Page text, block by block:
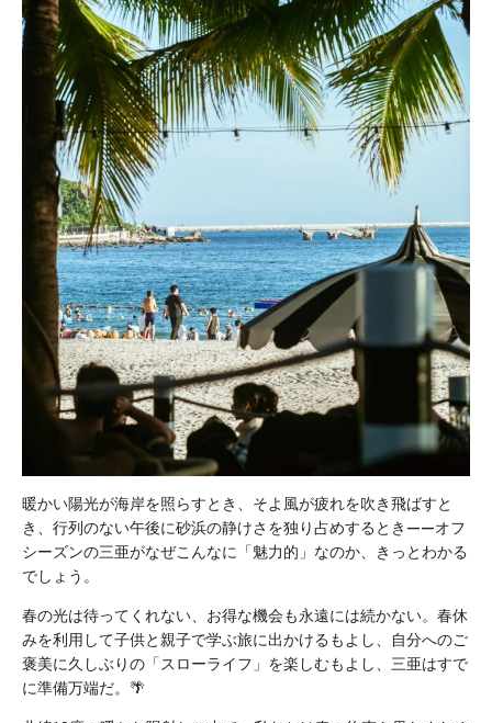
暖かい陽光が海岸を照らすとき、そよ風が疲れを吹き飛ばすと
き、行列のない午後に砂浜の静けさを独り占めするとき——オフ
シーズンの三亜がなぜこんなに「魅力的」なのか、きっとわかる
でしょう。
春の光は待ってくれない、お得な機会も永遠には続かない。春休
みを利用して子供と親子で学ぶ旅に出かけるもよし、自分へのご
褒美に久しぶりの「スローライフ」を楽しむもよし、三亜はすで
に準備万端だ。🌴